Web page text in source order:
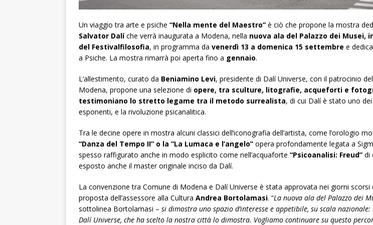
Un viaggio tra arte e psiche “Nella mente del Maestro” è ciò che propone la mostra
Salvator Dalíche verrà inaugurata a Modena, nella nuova ala del Palazzo dei Musei,
del Festivalfilosofia, in programma da venerdì 13 a domenica 15 settembre e
a Psiche. La mostra rimarrà poi aperta fino a gennaio.
L’allestimento, curato da Beniamino Levi, presidente di Dalí Universe, con il patrocinio
Modena, propone una selezione di opere, tra sculture, litografie, acqueforti e
testimoniano lo stretto legame tra il metodo surrealista, di cui Dalí è stato uno
esponenti, e la rivoluzione psicanalitica.
Tra le decine opere in mostra alcuni classici dell’iconografia dell’artista, come l’orologio
“Danza del Tempo II” o la “La Lumaca e l’angelo” opera profondamente legata a
spesso raffigurato anche in modo esplicito come nell’acquaforte “Psicoanalisi: Freud” di
esposto anche il master originale inciso da Dalí.
La convenzione tra Comune di Modena e Dalí Universe è stata approvata nei giorni scorsi
proposta dell’assessore alla Cultura Andrea Bortolamasi. “La nuova ala del Palazzo dei
sottolinea Bortolamasi – si dimostra uno spazio d’interesse e appetibile, su scala nazionale:
Dalí Universe, che ha scelto la nostra città lo dimostra. Vogliamo continuare su questo